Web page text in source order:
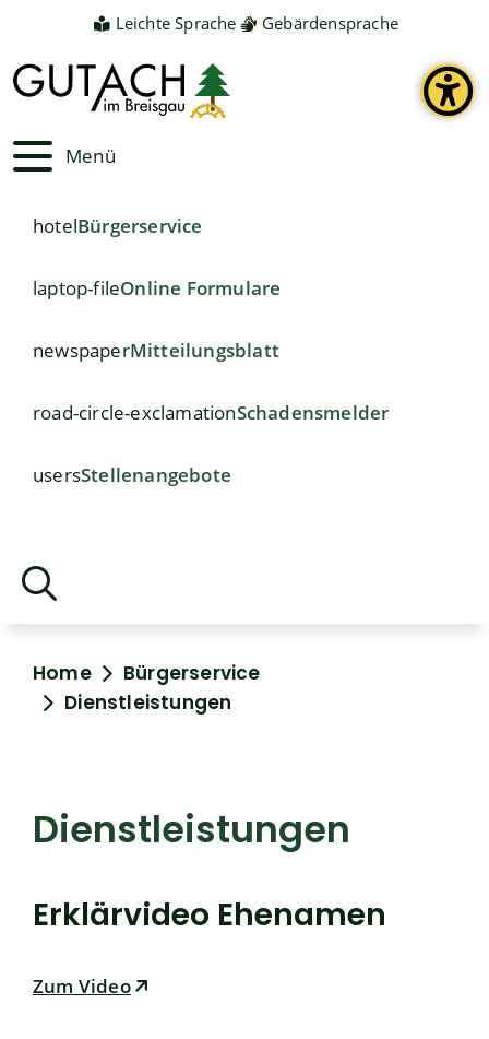
Leichte Sprache Gebärdensprache
Menü
hotelBürgerservice
laptop-fileOnline Formulare
newspaperMitteilungsblatt
road-circle-exclamationSchadensmelder
usersStellenangebote
Home
Bürgerservice
Dienstleistungen
Dienstleistungen
Erklärvideo Ehenamen
Zum Video